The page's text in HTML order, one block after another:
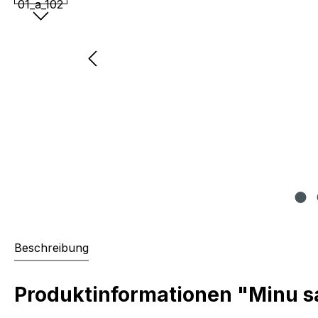
Beschreibung
Produktinformationen "Minu